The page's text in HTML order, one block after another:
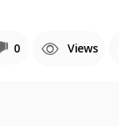
0 Views